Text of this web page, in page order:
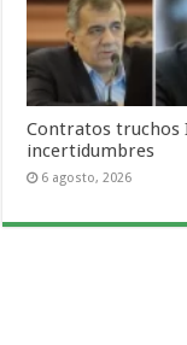
Contratos truchos
incertidumbres
6 agosto, 2026